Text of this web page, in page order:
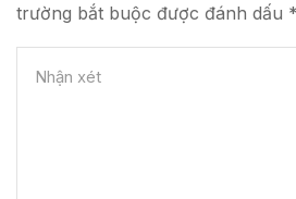
trường bắt buộc được đánh dấu *